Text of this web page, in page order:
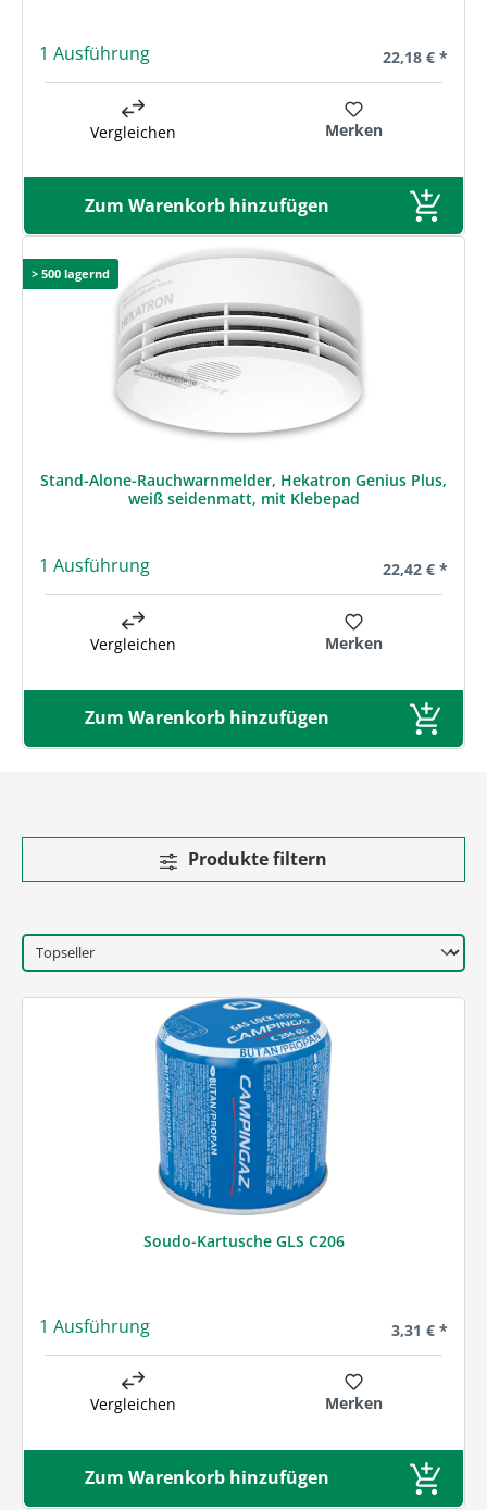
1 Ausführung Regulärer
22,18 € *
Vergleichen Merken
Zum Warenkorb hinzufügen
> 500 lagernd
Stand-Alone-Rauchwarnmelder, Hekatron Genius Plus,
weiß seidenmatt, mit Klebepad
1 Ausführung Regulärer
22,42 € *
Vergleichen Merken
Zum Warenkorb hinzufügen
Produkte filtern
Soudo-Kartusche GLS C206
1 Ausführung Regulärer
3,31 € *
Vergleichen Merken
Zum Warenkorb hinzufügen